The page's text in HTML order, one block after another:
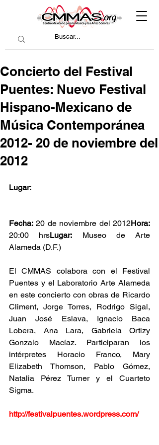
Concierto del Festival
Puentes: Nuevo Festival
Hispano-Mexicano de
Música Contemporánea
2012- 20 de noviembre del
2012
Lugar:
Fecha: 20 de noviembre del 2012Hora:
20:00 hrsLugar: Museo de Arte
Alameda (D.F.)
El CMMAS colabora con el Festival
Puentes y el Laboratorio Arte Alameda
en este concierto con obras de Ricardo
Climent, Jorge Torres, Rodrigo Sigal,
Juan José Eslava, Ignacio Baca
Lobera, Ana Lara, Gabriela Ortizy
Gonzalo Macíaz. Participaran los
intérpretes Horacio Franco, Mary
Elizabeth Thomson, Pablo Gómez,
Natalia Pérez Turner y el Cuarteto
Sigma.
http://festivalpuentes.wordpress.com/